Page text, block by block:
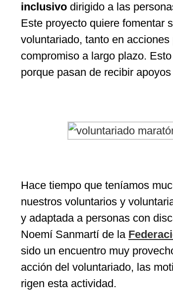
inclusivodirigido a las
Este proyecto quiere fomentar
voluntariado, tanto en
compromiso a largo plazo.
porque pasan de recibir
Hace tiempo que teníamos
nuestros voluntarios y
y adaptada a personas con
Noemí Sanmartí de la
sido un encuentro muy
acción del voluntariado, las
rigen esta actividad.